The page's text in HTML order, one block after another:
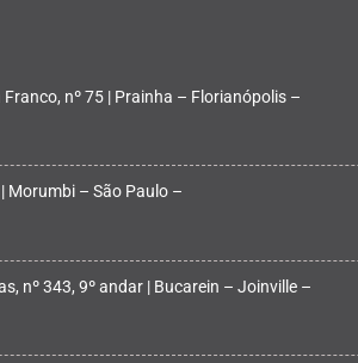
nº 75 | Prainha – Florianópolis –
Morumbi – São Paulo –
nº 343, 9º andar | Bucarein – Joinville –